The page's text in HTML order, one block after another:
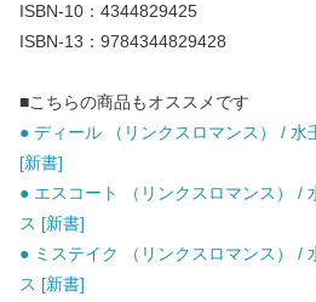
ISBN-10：4344829425
ISBN-13：9784344829428
■こちらの商品もオススメです
● ディール （リンクスロマンス） / 水
[新書]
● エスコート （リンクスロマンス） /
ス [新書]
● ミステイク （リンクスロマンス） /
ス [新書]